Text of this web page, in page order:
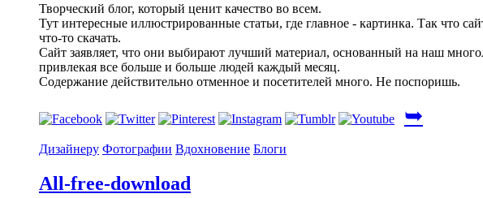
Творческий блог, который ценит качество во всем.
Тут интересные иллюстрированные статьи, где главное - картинка. Так что
что-то скачать.
Сайт заявляет, что они выбирают лучший материал, основанный на наш
привлекая все больше и больше людей каждый месяц.
Содержание действительно отменное и посетителей много. Не поспоришь.
➥
Дизайнеру Фотографии Вдохновение Блоги
All-free-download